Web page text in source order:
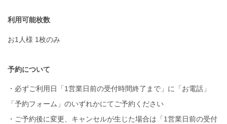
利用可能枚数
お1人様 1枚のみ
予約について
・必ずご利用日「1営業日前の受付時間終了まで」に「お電話」
「予約フォーム」のいずれかにてご予約ください
・ご予約後に変更、キャンセルが生じた場合は「1営業日前の受付